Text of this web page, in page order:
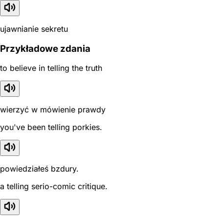
ujawnianie sekretu
Przykładowe zdania
to believe in telling the truth
wierzyć w mówienie prawdy
you've been telling porkies.
powiedziałeś bzdury.
a telling serio-comic critique.